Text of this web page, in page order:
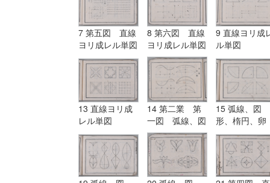
7 第五図 直線
ヨリ成レル単図
8 第六図 直線
ヨリ成レル単図
9 直線ヨリ成
ル単図
13 直線ヨリ成
レル単図
14 第二業 第
一図 弧線、図
形、楕円、卵
形、渦線、円
柱、円錐等ヲ描
ク法及弧線ヨリ
成レル単図
15 弧線、図
形、楕円、卵
形、渦線、円
柱、円錐等ヲ
ク法及弧線ヨ
成レル単図